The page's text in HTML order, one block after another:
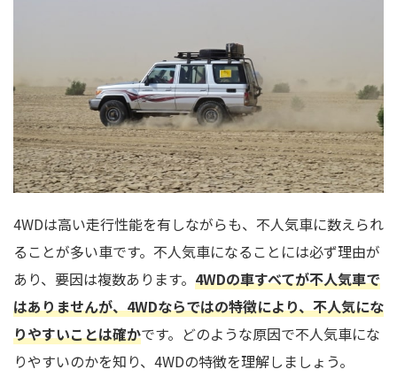
4WDは高い走行性能を有しながらも、不人気車に数えられ
ることが多い車です。不人気車になることには必ず理由が
あり、要因は複数あります。 4WDの車すべてが不人気車で
はありませんが、4WDならではの特徴により、不人気にな
りやすいことは確かです。どのような原因で不人気車にな
りやすいのかを知り、4WDの特徴を理解しましょう。